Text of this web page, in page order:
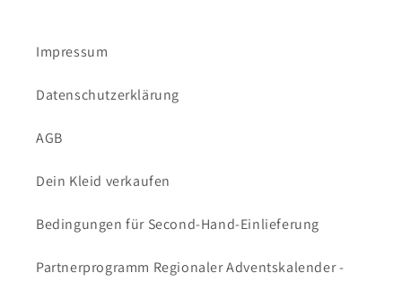
Impressum
Datenschutzerklärung
AGB
Dein Kleid verkaufen
Bedingungen für Second-Hand-Einlieferung
Partnerprogramm Regionaler Adventskalender -